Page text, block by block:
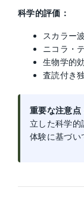
科学的評価：
スカラー
ニコラ・
生物学的
査読付き
重要な注意点
立した科学的
体験に基づい